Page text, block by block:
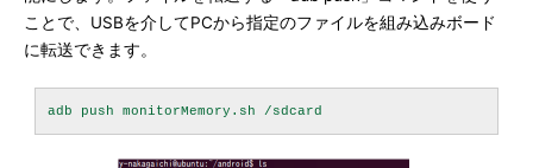
ことで、USBを介してPCから指定のファイルを組み込みボード
に転送できます。